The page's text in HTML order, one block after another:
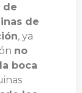
de
de
, ya
no
boca